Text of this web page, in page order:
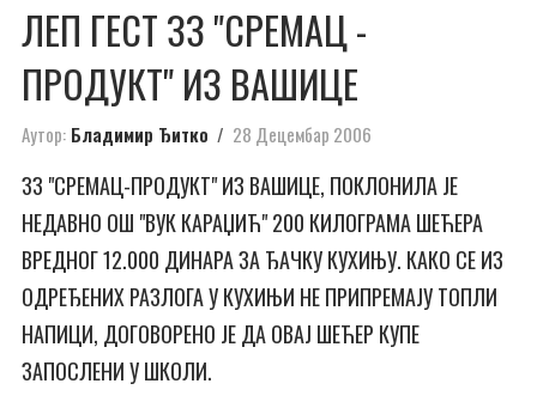
ЛЕП ГЕСТ ЗЗ "СРЕМАЦ -
ПРОДУКТ" ИЗ ВАШИЦЕ
Аутор: Бладимир Ђитко 28 Децембар 2006
ЗЗ "СРЕМАЦ-ПРОДУКТ" ИЗ ВАШИЦЕ, ПОКЛОНИЛА ЈЕ
НЕДАВНО ОШ "ВУК КАРАЏИЋ" 200 КИЛОГРАМА ШЕЋЕРА
ВРЕДНОГ 12.000 ДИНАРА ЗА ЂАЧКУ КУХИЊУ. КАКО СЕ ИЗ
ОДРЕЂЕНИХ РАЗЛОГА У КУХИЊИ НЕ ПРИПРЕМАЈУ ТОПЛИ
НАПИЦИ, ДОГОВОРЕНО ЈЕ ДА ОВАЈ ШЕЋЕР КУПЕ
ЗАПОСЛЕНИ У ШКОЛИ.